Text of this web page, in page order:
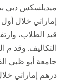
ميديلسكس دبي
إماراتي خلال
قيد الطلاب،
التكاليف. وقد م
جامعة أبو ظبي
درهم إماراتي